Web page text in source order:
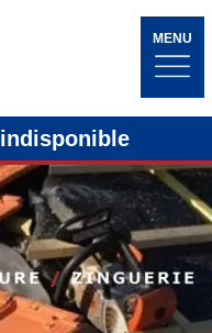
MENU
indisponible